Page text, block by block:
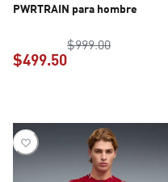
PWRTRAIN para hombre
$999.00precio
$499.50